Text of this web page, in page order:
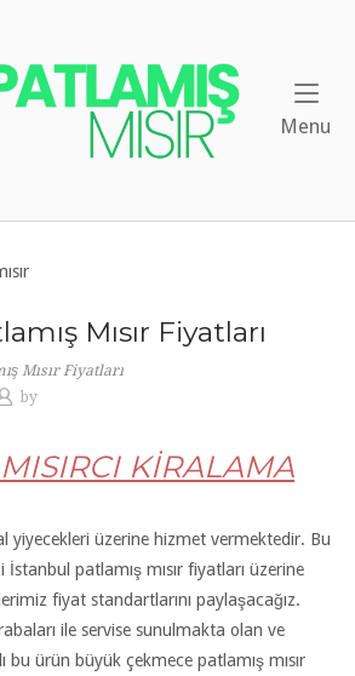
Menu
Mısır Fiyatları
Mısır Fiyatları
by
KİRALAMA
yiyecekleri üzerine hizmet vermektedir. Bu
patlamış mısır fiyatları üzerine
fiyat standartlarını paylaşacağız.
ile servise sunulmakta olan ve
bu ürün büyük çekmece patlamış mısır